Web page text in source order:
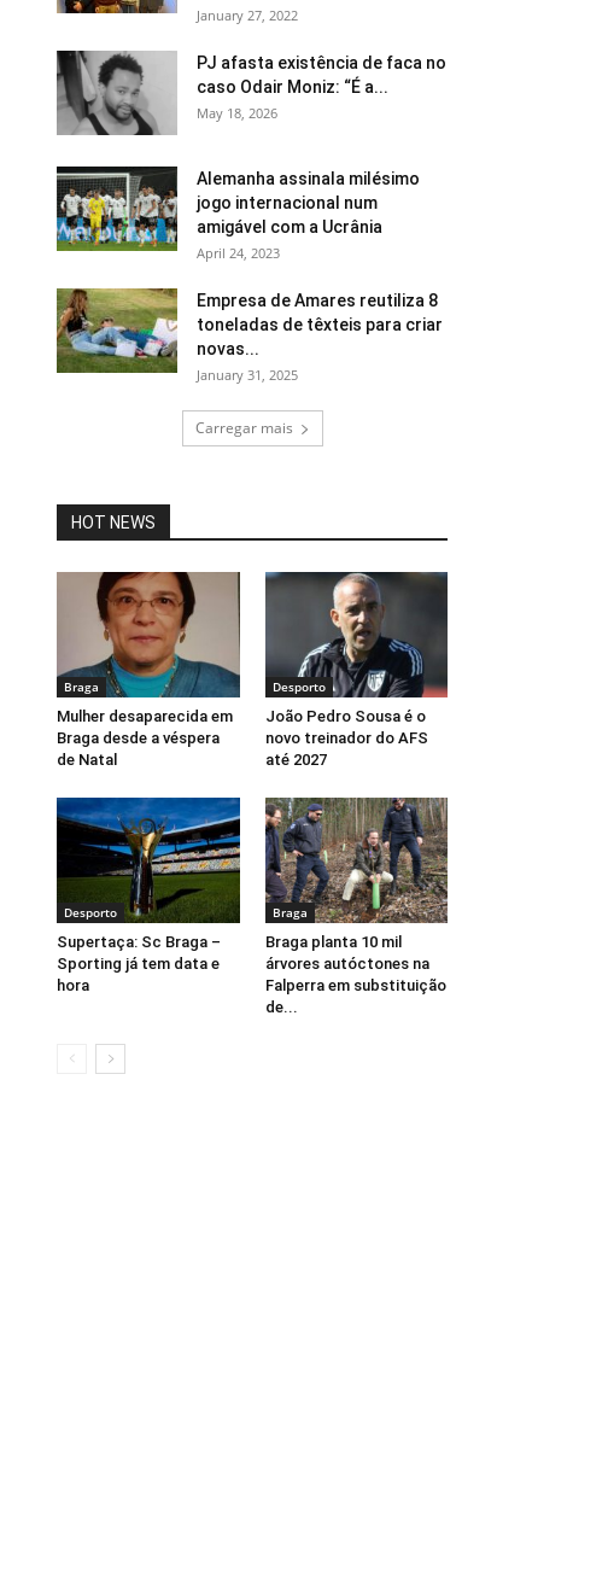
January 27, 2022
PJ afasta existência de faca no
caso Odair Moniz: “É a...
May 18, 2026
Alemanha assinala milésimo
jogo internacional num
amigável com a Ucrânia
April 24, 2023
Empresa de Amares reutiliza 8
toneladas de têxteis para criar
novas...
January 31, 2025
Carregar mais
HOT NEWS
Braga
Mulher desaparecida em
Braga desde a véspera
de Natal
Desporto
João Pedro Sousa é o
novo treinador do AFS
até 2027
Desporto
Supertaça: Sc Braga –
Sporting já tem data e
hora
Braga
Braga planta 10 mil
árvores autóctones na
Falperra em substituição
de...